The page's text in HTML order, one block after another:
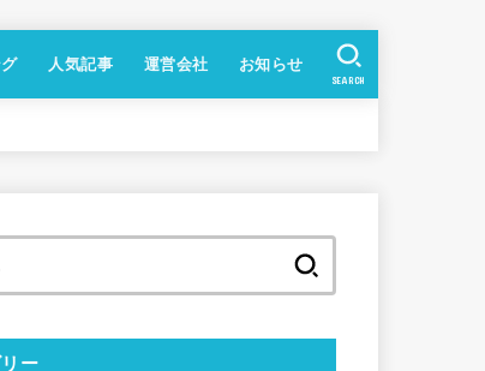
人気記事 運営会社 お知らせ
SEARCH
ー